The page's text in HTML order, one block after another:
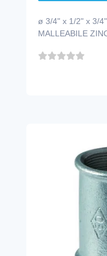
ø 3/4" x 1/2" x 3/
MALLEABILE